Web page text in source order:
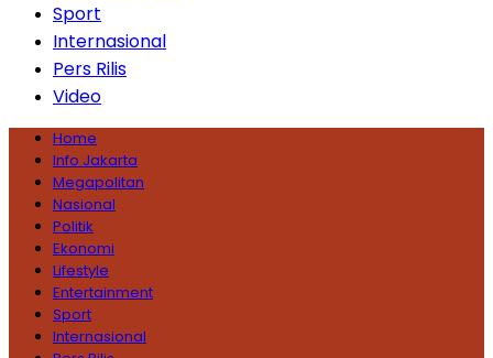
Sport
Internasional
Pers Rilis
Video
Home
Info Jakarta
Megapolitan
Nasional
Politik
Ekonomi
Lifestyle
Entertainment
Sport
Internasional